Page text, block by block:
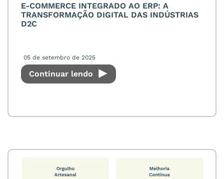
E-COMMERCE INTEGRADO AO ERP: A
TRANSFORMAÇÃO DIGITAL DAS INDÚSTRIAS
D2C
05 de setembro de 2025
Continuar lendo